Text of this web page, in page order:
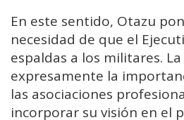
En este sentido, Otazu
necesidad de que el
espaldas a los militares.
expresamente la
las asociaciones
incorporar su visión en el